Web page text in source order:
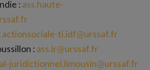
: ass.haute-
actionsociale-ti.idf@urssaf.fr
: ass.lr@urssaf.fr
juridictionnel.limousin@urssaf.fr